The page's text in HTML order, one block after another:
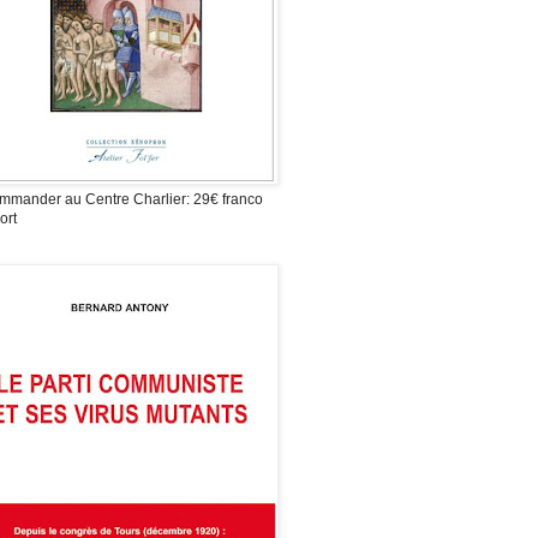
au Centre Charlier: 29€ franco